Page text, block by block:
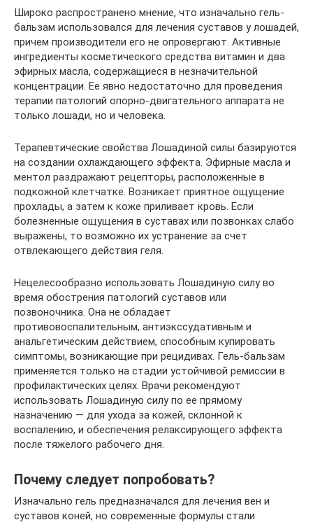
Широко распространено мнение, что изначально гель-
бальзам использовался для лечения суставов у лошадей,
причем производители его не опровергают. Активные
ингредиенты косметического средства витамин и два
эфирных масла, содержащиеся в незначительной
концентрации. Ее явно недостаточно для проведения
терапии патологий опорно-двигательного аппарата не
только лошади, но и человека.
Терапевтические свойства Лошадиной силы базируются
на создании охлаждающего эффекта. Эфирные масла и
ментол раздражают рецепторы, расположенные в
подкожной клетчатке. Возникает приятное ощущение
прохлады, а затем к коже приливает кровь. Если
болезненные ощущения в суставах или позвонках слабо
выражены, то возможно их устранение за счет
отвлекающего действия геля.
Нецелесообразно использовать Лошадиную силу во
время обострения патологий суставов или
позвоночника. Она не обладает
противовоспалительным, антиэкссудативным и
анальгетическим действием, способным купировать
симптомы, возникающие при рецидивах. Гель-бальзам
применяется только на стадии устойчивой ремиссии в
профилактических целях. Врачи рекомендуют
использовать Лошадиную силу по ее прямому
назначению — для ухода за кожей, склонной к
воспалению, и обеспечения релаксирующего эффекта
после тяжелого рабочего дня.
Почему следует попробовать?
Изначально гель предназначался для лечения вен и
суставов коней, но современные формулы стали